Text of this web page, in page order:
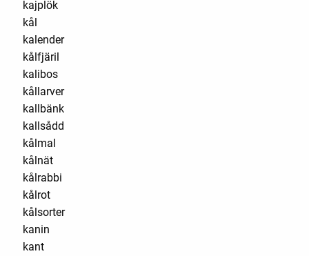
kajplök
kål
kalender
kålfjäril
kalibos
kållarver
kallbänk
kallsådd
kålmal
kålnät
kålrabbi
kålrot
kålsorter
kanin
kant